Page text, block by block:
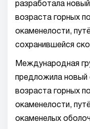
разработала
возраста горных
окаменелости,
сохранившейся
Международная
предложила новый
возраста горных
окаменелости,
окаменелых